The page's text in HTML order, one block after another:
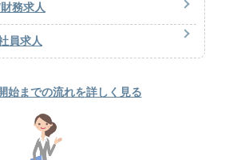
務求人
員求人
始までの流れを詳しく見る